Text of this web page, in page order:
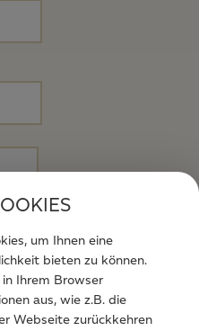
abgesendeten Daten
meines Anliegens
um Ihnen eine
bieten zu können.
Ihrem Browser
aus, wie z.B. die
Webseite zurückkehren